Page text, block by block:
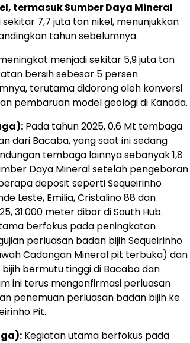
termasuk Sumber Daya Mineral
7,7 juta ton nikel, menunjukkan
tahun sebelumnya.
menjadi sekitar 5,9 juta ton
bersih sebesar 5 persen
terutama didorong oleh konversi
pembaruan model geologi di Kanada.
Pada tahun 2025, 0,6 Mt tembaga
dari Bacaba, yang saat ini sedang
tembaga lainnya sebanyak 1,8
Daya Mineral setelah pengeboran
deposit seperti Sequeirinho
Leste, Emilia, Cristalino 88 dan
31.000 meter dibor di South Hub.
berfokus pada peningkatan
perluasan badan bijih Sequeirinho
Cadangan Mineral pit terbuka) dan
bermutu tinggi di Bacaba dan
ini terus mengonfirmasi perluasan
penemuan perluasan badan bijih ke
Pit.
Kegiatan utama berfokus pada